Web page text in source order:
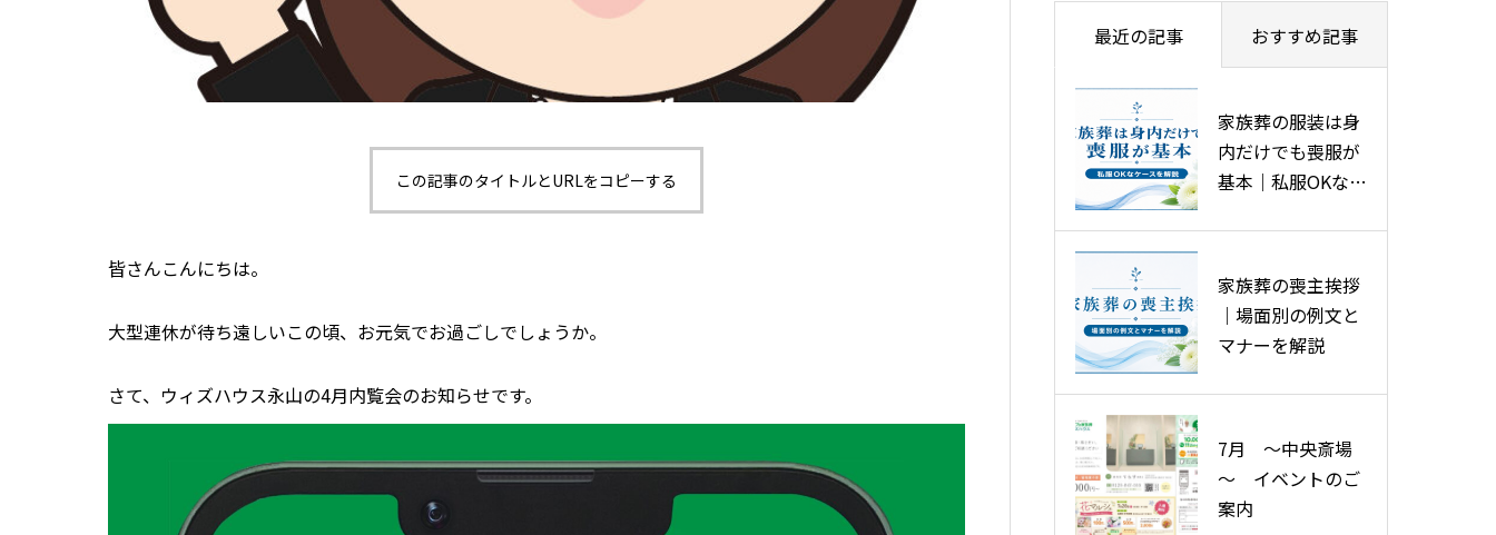
この記事のタイトルとURLをコピーする
皆さんこんにちは。
大型連休が待ち遠しいこの頃、お元気でお過ごしでしょうか。
さて、ウィズハウス永山の4月内覧会のお知らせです。
最近の記事 おすすめ記事
家族葬の服装は身
内だけでも喪服が
基本｜私服OKなケ
家族葬の喪主挨拶
｜場面別の例文と
マナーを解説
7月 ～中央斎場
～ イベントのご
案内
旭川市で安い葬儀
をする5つの方法
を徹底解説！葬儀